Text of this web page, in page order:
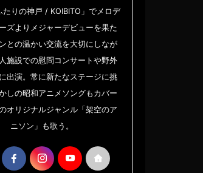
たりの神戸 / KOIBITO」でメロデ
ズよりメジャーデビューを果た
との温かい交流を大切にしなが
施設での慰問コンサートや野外
出演。常に新たなステージに挑
しの昭和アニメソングもカバー
オリジナルジャンル「架空のア
ニソン」も歌う。